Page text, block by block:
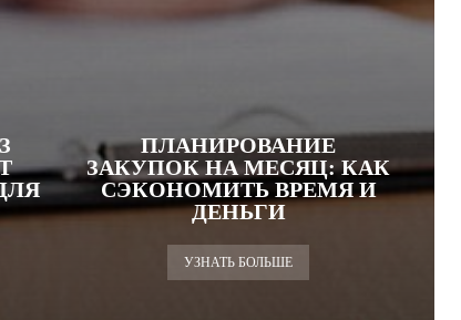
ПЛАНИРОВАНИЕ
ЗАКУПОК НА МЕСЯЦ: КАК
СЭКОНОМИТЬ ВРЕМЯ И
ДЕНЬГИ
УЗНАТЬ БОЛЬШЕ